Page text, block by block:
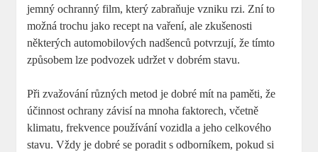
jemný ochranný film, který zabraňuje vzniku rzi. Zní to
možná trochu jako recept na vaření, ale zkušenosti
některých automobilových nadšenců potvrzují, že tímto
způsobem lze podvozek udržet v dobrém stavu.
Při zvažování různých metod je dobré mít na paměti, že
účinnost ochrany závisí na mnoha faktorech, včetně
klimatu, frekvence používání vozidla a jeho celkového
stavu. Vždy je dobré se poradit s odborníkem, pokud si